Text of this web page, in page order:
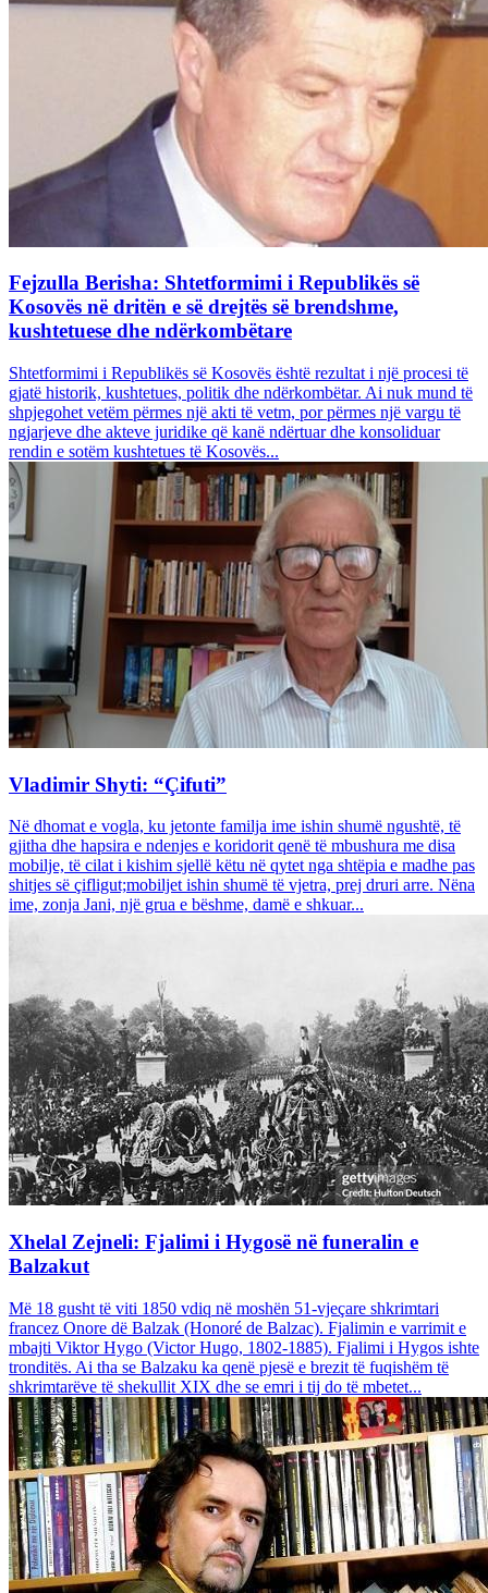
Fejzulla Berisha: Shtetformimi i Republikës së
Kosovës në dritën e së drejtës së brendshme,
kushtetuese dhe ndërkombëtare
Shtetformimi i Republikës së Kosovës është rezultat i një procesi të
gjatë historik, kushtetues, politik dhe ndërkombëtar. Ai nuk mund të
shpjegohet vetëm përmes një akti të vetm, por përmes një vargu të
ngjarjeve dhe akteve juridike që kanë ndërtuar dhe konsoliduar
rendin e sotëm kushtetues të Kosovës...
Vladimir Shyti: “Çifuti”
Në dhomat e vogla, ku jetonte familja ime ishin shumë ngushtë, të
gjitha dhe hapsira e ndenjes e koridorit qenë të mbushura me disa
mobilje, të cilat i kishim sjellë këtu në qytet nga shtëpia e madhe pas
shitjes së çifligut;mobiljet ishin shumë të vjetra, prej druri arre. Nëna
ime, zonja Jani, një grua e bëshme, damë e shkuar...
Xhelal Zejneli: Fjalimi i Hygosë në funeralin e
Balzakut
Më 18 gusht të viti 1850 vdiq në moshën 51-vjeçare shkrimtari
francez Onore dë Balzak (Honoré de Balzac). Fjalimin e varrimit e
mbajti Viktor Hygo (Victor Hugo, 1802-1885). Fjalimi i Hygos ishte
tronditës. Ai tha se Balzaku ka qenë pjesë e brezit të fuqishëm të
shkrimtarëve të shekullit XIX dhe se emri i tij do të mbetet...